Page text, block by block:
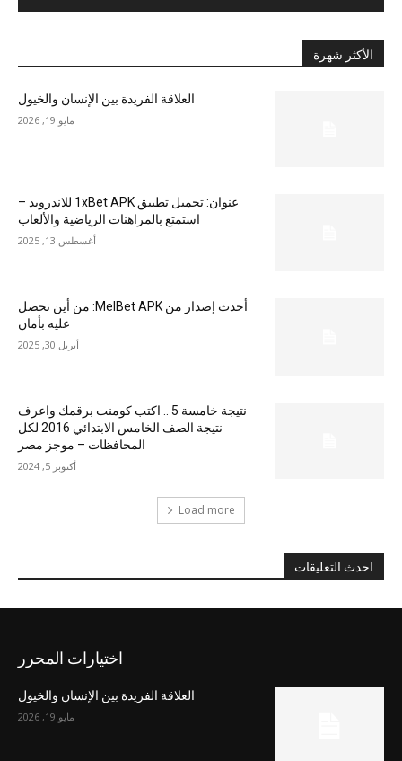
الأكثر شهرة
العلاقة الفريدة بين الإنسان والخيول
مايو 19, 2026
عنوان: تحميل تطبيق 1xBet APK للاندرويد –
استمتع بالمراهنات الرياضية والألعاب
أغسطس 13, 2025
أحدث إصدار من MelBet APK: من أين تحصل
عليه بأمان
أبريل 30, 2025
نتيجة خامسة 5 .. اكتب كومنت برقمك واعرف
نتيجة الصف الخامس الابتدائي 2016 لكل
المحافظات – موجز مصر
أكتوبر 5, 2024
Load more
احدث التعليقات
اختيارات المحرر
العلاقة الفريدة بين الإنسان والخيول
مايو 19, 2026